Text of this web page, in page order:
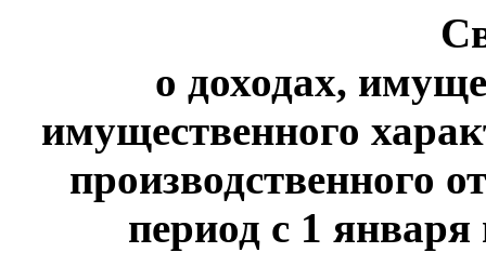
о доходах,
имущественного
производственного
период с 1 января